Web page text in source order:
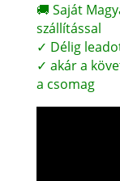
🚚 Saját
szállítással
✓ Délig
✓ akár a
a csomag